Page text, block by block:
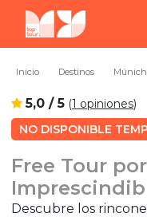
Inicio Destinos Múnich
5,0 / 5 (1 opiniones)
NO DISPONIBLE
Free Tour
Descubre los